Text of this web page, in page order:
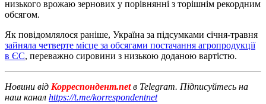
низького врожаю зернових у порівнянні з торішнім рекордним
обсягом.
Як повідомлялося раніше, Україна за підсумками січня-травня
зайняла четверте місце за обсягами постачання агропродукції
в ЄС, переважно сировини з низькою доданою вартістю.
Новини від Корреспондент.netв Telegram. Підписуйтесь на
наш канал https://t.me/korrespondentnet